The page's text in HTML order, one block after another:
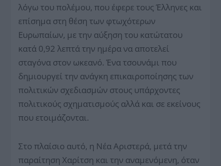
λόγω του πολέμου, που έφερε τους Έλληνες και
επίσημα στη θέση των φτωχότερων
Ευρωπαίων, με την αύξηση του κατώτατου
κατά 0,92 λεπτά την ημέρα να αποτελεί
σταγόνα στον ωκεανό. Ένα τσουνάμι που
δημιουργεί την ανάγκη επικαιροποίησης των
πολιτικών σχεδιασμών στους υπάρχοντες
πολιτικούς σχηματισμούς αλλά και σε εκείνους
που ετοιμάζονται.
Στο πλαίσιο αυτό, η Νέα Αριστερά, μετά την
παραίτηση Χαρίτση και την αναμενόμενη, όταν